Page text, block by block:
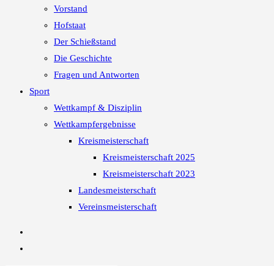
Vorstand
Hofstaat
Der Schießstand
Die Geschichte
Fragen und Antworten
Sport
Wettkampf & Disziplin
Wettkampfergebnisse
Kreismeisterschaft
Kreismeisterschaft 2025
Kreismeisterschaft 2023
Landesmeisterschaft
Vereinsmeisterschaft